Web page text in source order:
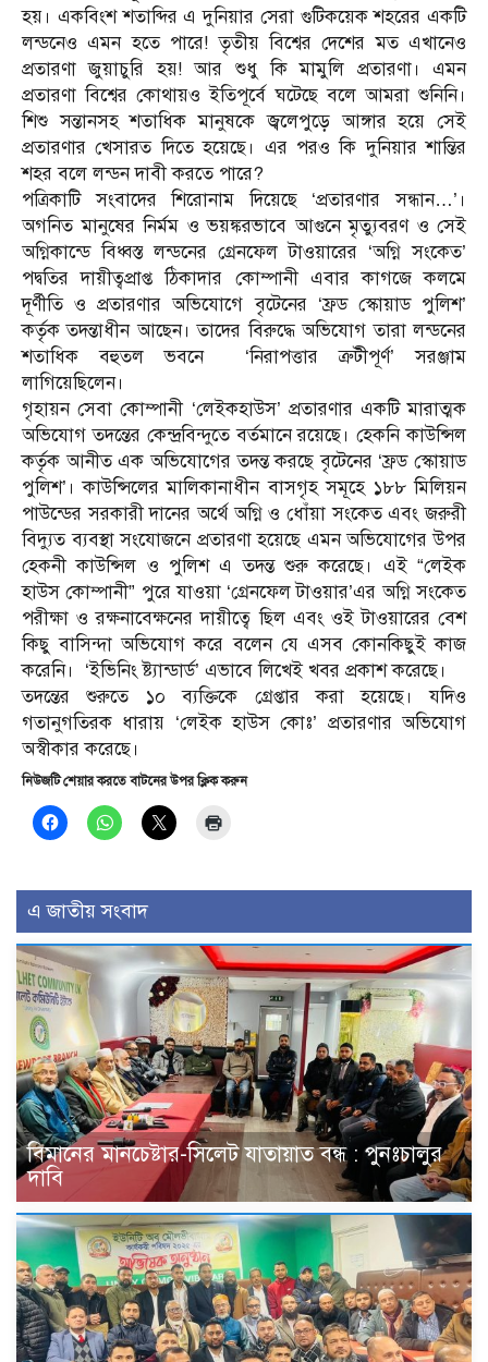
হয়। একবিংশ শতাব্দির এ দুনিয়ার সেরা গুটিকয়েক শহরের একটি
লন্ডনেও এমন হতে পারে! তৃতীয় বিশ্বের দেশের মত এখানেও
প্রতারণা জুয়াচুরি হয়! আর শুধু কি মামুলি প্রতারণা। এমন
প্রতারণা বিশ্বের কোথায়ও ইতিপূর্বে ঘটেছে বলে আমরা শুনিনি।
শিশু সন্তানসহ শতাধিক মানুষকে জ্বলেপুড়ে আঙ্গার হয়ে সেই
প্রতারণার খেসারত দিতে হয়েছে। এর পরও কি দুনিয়ার শান্তির
শহর বলে লন্ডন দাবী করতে পারে?
পত্রিকাটি সংবাদের শিরোনাম দিয়েছে ‘প্রতারণার সন্ধান…’।
অগনিত মানুষের নির্মম ও ভয়ঙ্করভাবে আগুনে মৃত্যুবরণ ও সেই
অগ্নিকান্ডে বিধ্বস্ত লন্ডনের গ্রেনফেল টাওয়ারের ‘অগ্নি সংকেত’
পদ্বতির দায়ীত্বপ্রাপ্ত ঠিকাদার কোম্পানী এবার কাগজে কলমে
দূর্ণীতি ও প্রতারণার অভিযোগে বৃটেনের ‘ফ্রড স্কোয়াড পুলিশ’
কর্তৃক তদন্তাধীন আছেন। তাদের বিরুদ্ধে অভিযোগ তারা লন্ডনের
শতাধিক বহুতল ভবনে ‘নিরাপত্তার ত্রুটীপূর্ণ’ সরঞ্জাম
লাগিয়েছিলেন।
গৃহায়ন সেবা কোম্পানী ‘লেইকহাউস’ প্রতারণার একটি মারাত্মক
অভিযোগ তদন্তের কেন্দ্রবিন্দুতে বর্তমানে রয়েছে। হেকনি কাউন্সিল
কর্তৃক আনীত এক অভিযোগের তদন্ত করছে বৃটেনের ‘ফ্রড স্কোয়াড
পুলিশ’। কাউন্সিলের মালিকানাধীন বাসগৃহ সমূহে ১৮৮ মিলিয়ন
পাউন্ডের সরকারী দানের অর্থে অগ্নি ও ধোঁয়া সংকেত এবং জরুরী
বিদ্যুত ব্যবস্থা সংযোজনে প্রতারণা হয়েছে এমন অভিযোগের উপর
হেকনী কাউন্সিল ও পুলিশ এ তদন্ত শুরু করেছে। এই “লেইক
হাউস কোম্পানী” পুরে যাওয়া ‘গ্রেনফেল টাওয়ার’এর অগ্নি সংকেত
পরীক্ষা ও রক্ষনাবেক্ষনের দায়ীত্বে ছিল এবং ওই টাওয়ারের বেশ
কিছু বাসিন্দা অভিযোগ করে বলেন যে এসব কোনকিছুই কাজ
করেনি। ‘ইভিনিং ষ্ট্যান্ডার্ড’ এভাবে লিখেই খবর প্রকাশ করেছে।
তদন্তের শুরুতে ১০ ব্যক্তিকে গ্রেপ্তার করা হয়েছে। যদিও
গতানুগতিরক ধারায় ‘লেইক হাউস কোঃ’ প্রতারণার অভিযোগ
অস্বীকার করেছে।
নিউজটি শেয়ার করতে বাটনের উপর ক্লিক করুন
এ জাতীয় সংবাদ
বিমানের মানচেষ্টার-সিলেট যাতায়াত বন্ধ : পুনঃচালুর
দাবি